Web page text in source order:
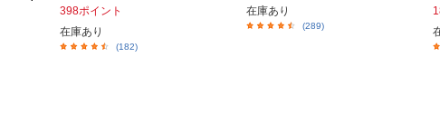
398ポイント
在庫あり
(182)
在庫あり
(289)